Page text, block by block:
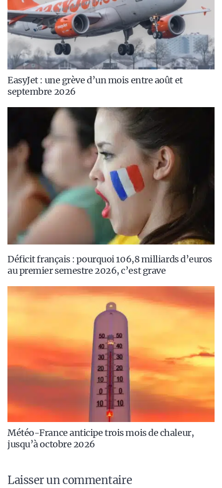
EasyJet : une grève d’un mois entre août et
septembre 2026
Déficit français : pourquoi 106,8 milliards d’euros
au premier semestre 2026, c’est grave
Météo-France anticipe trois mois de chaleur,
jusqu’à octobre 2026
Laisser un commentaire